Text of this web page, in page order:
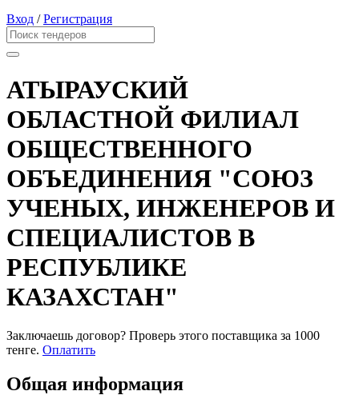
Вход /Регистрация
АТЫРАУСКИЙ
ОБЛАСТНОЙ ФИЛИАЛ
ОБЩЕСТВЕННОГО
ОБЪЕДИНЕНИЯ "СОЮЗ
УЧЕНЫХ, ИНЖЕНЕРОВ И
СПЕЦИАЛИСТОВ В
РЕСПУБЛИКЕ
КАЗАХСТАН"
Заключаешь договор? Проверь этого поставщика за 1000
тенге. Оплатить
Общая информация